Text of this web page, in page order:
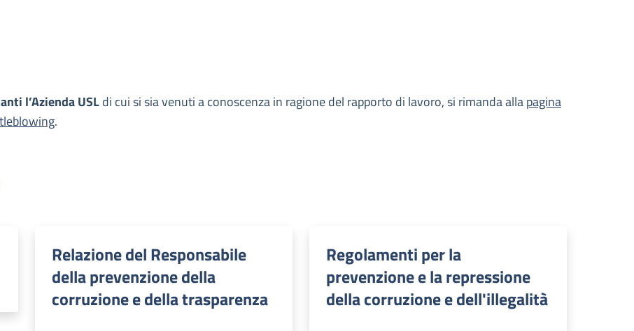
l’Azienda USLdi cui si sia venuti a conoscenza in ragione del rapporto di lavoro, si rimanda allapagina
.
Relazione del Responsabile
della prevenzione della
corruzione e della trasparenza
Regolamenti per la
prevenzione e la repressione
della corruzione e dell'illegalità